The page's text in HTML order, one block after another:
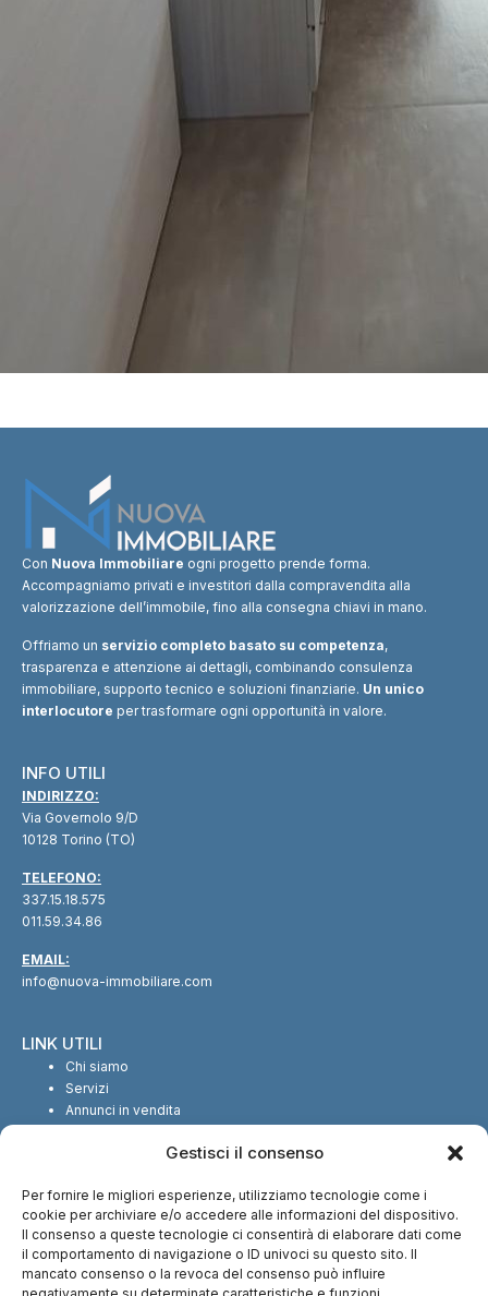
Gestisci il consenso
Per fornire le migliori esperienze, utilizziamo tecnologie come i
cookie per archiviare e/o accedere alle informazioni del dispositivo.
Il consenso a queste tecnologie ci consentirà di elaborare dati come
il comportamento di navigazione o ID univoci su questo sito. Il
mancato consenso o la revoca del consenso può influire
Con Nuova Immobiliare ogni progetto prende forma.
Accompagniamo privati e investitori dalla compravendita alla
valorizzazione dell’immobile, fino alla consegna chiavi in mano.
Offriamo un servizio completo basato su competenza,
trasparenza e attenzione ai dettagli, combinando consulenza
immobiliare, supporto tecnico e soluzioni finanziarie. Un unico
interlocutore per trasformare ogni opportunità in valore.
INFO UTILI
INDIRIZZO:
Via Governolo 9/D
10128 Torino (TO)
TELEFONO:
337.15.18.575
011.59.34.86
EMAIL:
info@nuova-immobiliare.com
LINK UTILI
Chi siamo
Servizi
Annunci in vendita
SEGUICI SUI SOCIAL